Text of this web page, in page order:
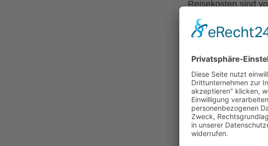
Reisekosten sind
tragen.
Externe
Teilnehmer:innen,
Eintagesseminare:
exklusive An- und